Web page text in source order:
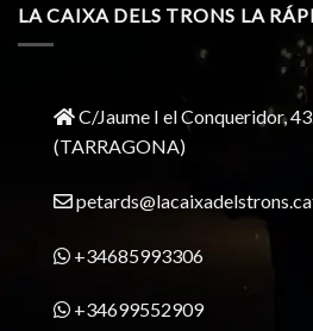
LA CAIXA DELS TRONS LA
C/Jaume I el Conqueridor,
(TARRAGONA)
+34685993306
+34699552909